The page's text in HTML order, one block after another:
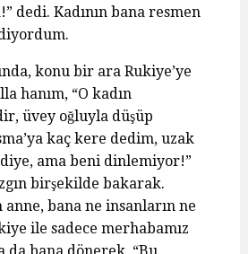
dedi. Kadının bana resmen
konu bir ara Rukiye’ye
hanım, “O kadın
üvey oğluyla düşüp
kaç kere dedim, uzak
ama beni dinlemiyor!”
birşekilde bakarak.
anne, bana ne insanların ne
ile sadece merhabamız